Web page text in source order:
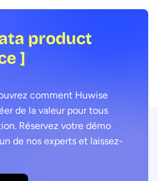
product
]
comment Huwise
de la valeur pour tous
Réservez votre démo
de nos experts et laissez-